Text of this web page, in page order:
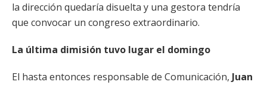
la dirección quedaría disuelta y una gestora tendría
que convocar un congreso extraordinario.
La última dimisión tuvo lugar el domingo
El hasta entonces responsable de Comunicación, Juan